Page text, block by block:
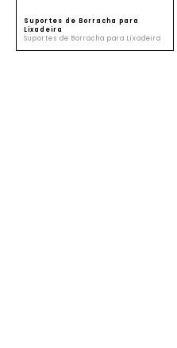
Suportes de Borracha para
Lixadeira
Suportes de Borracha para Lixadeira